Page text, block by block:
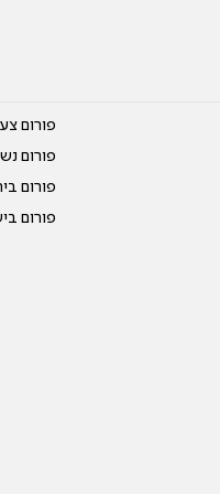
פורום
פורום
פורום
פורום